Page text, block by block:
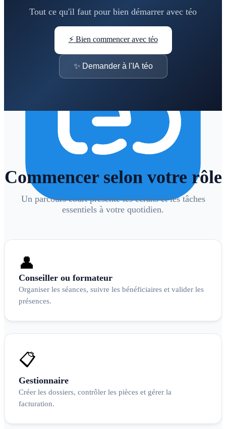
Tout ce qu'il faut pour bien démarrer avec téo
⚡Bien commencer avec téo
✨ Demander à l'IA téo
Commencer selon votre rôle
Un parcours court présente les écrans et les tâches
essentiels à votre quotidien.
👤
Conseiller ou formateur
Organiser les séances, suivre les bénéficiaires et valider les
présences.
📋
Gestionnaire
Créer les dossiers, contrôler les pièces et gérer la
facturation.